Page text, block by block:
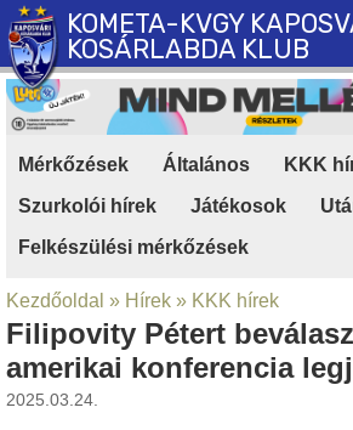
KOMETA-KVGY
KOSÁRLABDA KLUB
Mérkőzések Általános KKK
Szurkolói hírek
Játékosok
Felkészülési mérkőzések
Kezdőoldal » Hírek » KKK hírek
Filipovity Pétert
amerikai konferencia
2025.03.24.